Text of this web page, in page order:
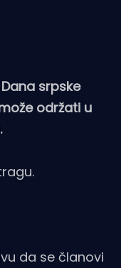
srpske
održati u
da se članovi